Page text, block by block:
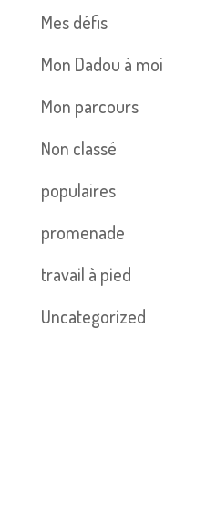
Mes défis
Mon Dadou à moi
Mon parcours
Non classé
populaires
promenade
travail à pied
Uncategorized